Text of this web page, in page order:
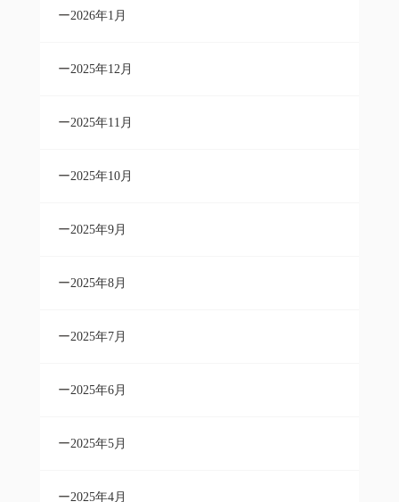
2026年1月
2025年12月
2025年11月
2025年10月
2025年9月
2025年8月
2025年7月
2025年6月
2025年5月
2025年4月